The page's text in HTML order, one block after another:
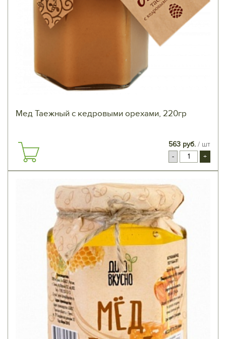
Мед Таежный с кедровыми орехами, 220гр
563 руб. / шт
-
+